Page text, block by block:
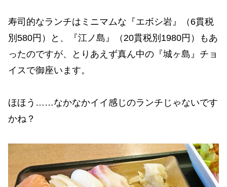
寿司的なランチはミニマムな『エボシ岩』（6貫税
別580円）と、『江ノ島』（20貫税別1980円）もあ
ったのですが、とりあえず真ん中の『城ヶ島』チョ
イスで御座います。
ほほう……なかなかイイ感じのランチじゃないです
かね？